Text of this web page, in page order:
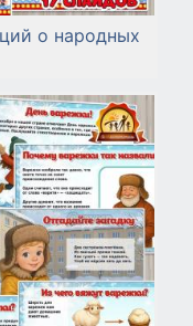
о народных